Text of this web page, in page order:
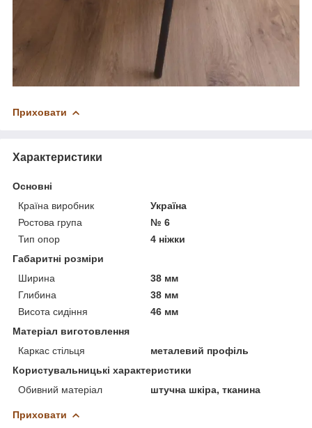
Приховати
Характеристики
Основні
Країна виробник
Україна
Ростова група
№ 6
Тип опор
4 ніжки
Габаритні розміри
Ширина
38 мм
Глибина
38 мм
Висота сидіння
46 мм
Матеріал виготовлення
Каркас стільця
металевий профіль
Користувальницькі характеристики
Обивний матеріал
штучна шкіра, тканина
Приховати